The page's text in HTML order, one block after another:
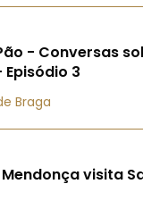
- Conversas
Episódio 3
Braga
visita